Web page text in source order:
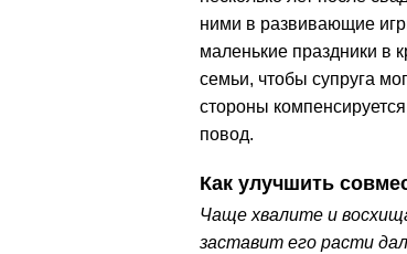
ними в развивающие
маленькие праздники в
семьи, чтобы супруга
стороны
повод.
Как улучшить
Чаще хвалите и
заставит его расти